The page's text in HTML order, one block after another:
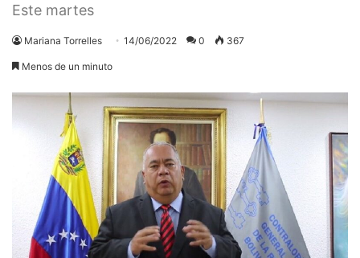
Este martes
Mariana Torrelles 14/06/2022 0 367
Menos de un minuto